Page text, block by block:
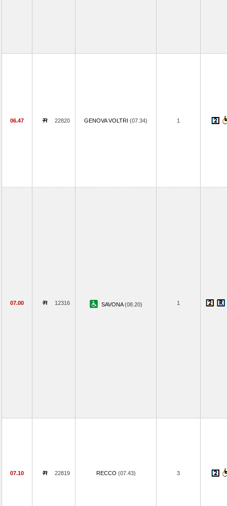
06.47 22820 GENOVA VOLTRI (07.34) 1
07.00 12316 SAVONA(08.20) 1
07.10 22819 RECCO (07.43) 3